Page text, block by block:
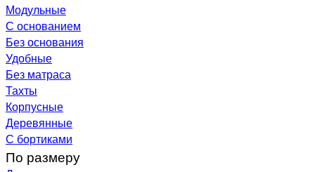
Модульные
С основанием
Без основания
Удобные
Без матраса
Тахты
Корпусные
Деревянные
С бортиками
По размеру